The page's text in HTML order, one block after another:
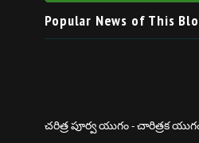
Popular News of This
చరిత్ర పూర్వ యుగం - చారిత్రక